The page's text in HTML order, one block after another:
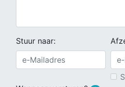
Stuur naar: